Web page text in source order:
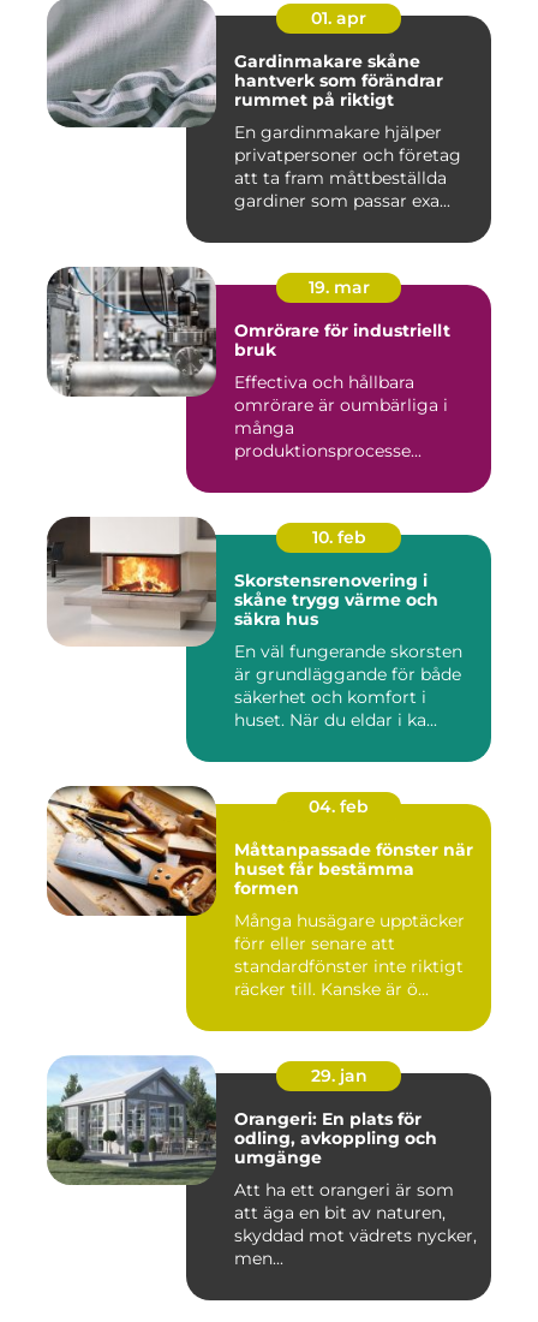
01. apr
Gardinmakare skåne
hantverk som förändrar
rummet på riktigt
En gardinmakare hjälper
privatpersoner och företag
att ta fram måttbeställda
gardiner som passar exa...
19. mar
Omrörare för industriellt
bruk
Effectiva och hållbara
omrörare är oumbärliga i
många
produktionsprocesse...
10. feb
Skorstensrenovering i
skåne trygg värme och
säkra hus
En väl fungerande skorsten
är grundläggande för både
säkerhet och komfort i
huset. När du eldar i ka...
04. feb
Måttanpassade fönster när
huset får bestämma
formen
Många husägare upptäcker
förr eller senare att
standardfönster inte riktigt
räcker till. Kanske är ö...
29. jan
Orangeri: En plats för
odling, avkoppling och
umgänge
Att ha ett orangeri är som
att äga en bit av naturen,
skyddad mot vädrets nycker,
men...